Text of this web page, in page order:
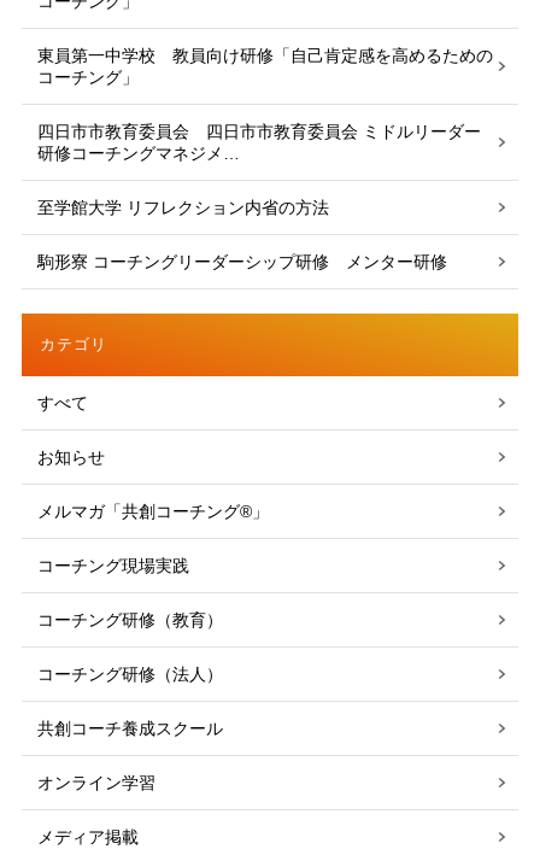
東員第一中学校 教員向け研修「自己肯定感を高めるための
コーチング」
四日市市教育委員会 四日市市教育委員会 ミドルリーダー
研修コーチングマネジメ…
至学館大学 リフレクション内省の方法
駒形寮 コーチングリーダーシップ研修 メンター研修
カテゴリ
すべて
お知らせ
メルマガ「共創コーチング®」
コーチング現場実践
コーチング研修（教育）
コーチング研修（法人）
共創コーチ養成スクール
オンライン学習
メディア掲載